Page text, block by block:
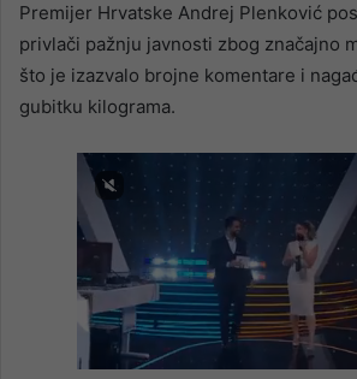
Premijer Hrvatske Andrej Plenković
privlači pažnju javnosti zbog značajno
što je izazvalo brojne komentare i
gubitku kilograma.